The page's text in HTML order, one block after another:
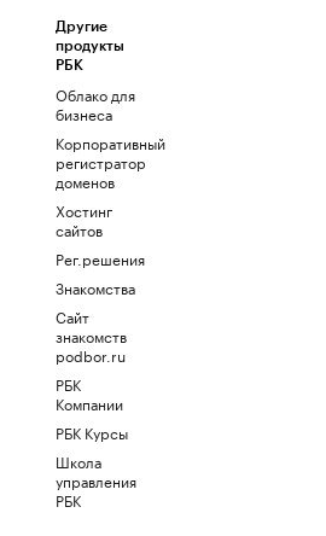
Другие
продукты
РБК
Облако для
бизнеса
Корпоративный
регистратор
доменов
Хостинг
сайтов
Рег.решения
Знакомства
Сайт
знакомств
podbor.ru
РБК
Компании
РБК Курсы
Школа
управления
РБК